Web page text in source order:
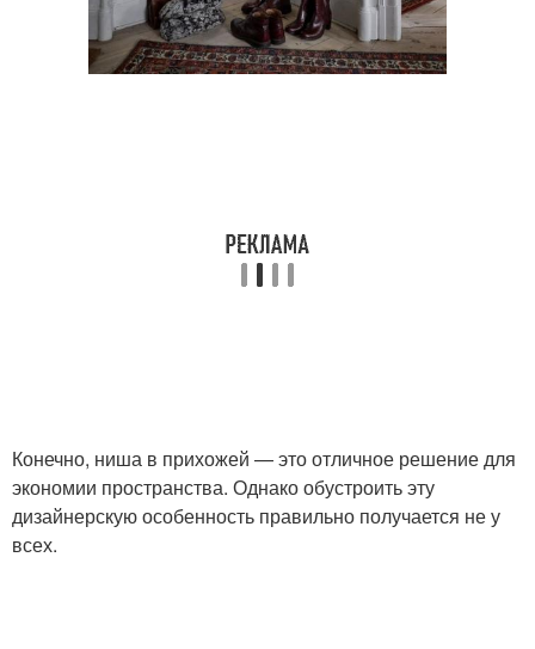
Конечно, ниша в прихожей — это отличное решение для
экономии пространства. Однако обустроить эту
дизайнерскую особенность правильно получается не у
всех.